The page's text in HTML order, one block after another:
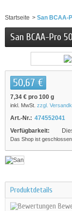
Startseite > San BCAA-
San BCAA-Pro
50,67 €
7,34 € pro 100 g
inkl. MwSt. zzgl.
Art.-Nr.: 474552041
Verfügbarkeit:
Das Shop ist
Produktdetails